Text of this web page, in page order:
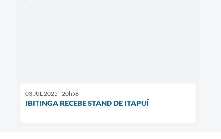
03 JUL 2025 - 20h58
IBITINGA RECEBE STAND DE ITAPUÍ